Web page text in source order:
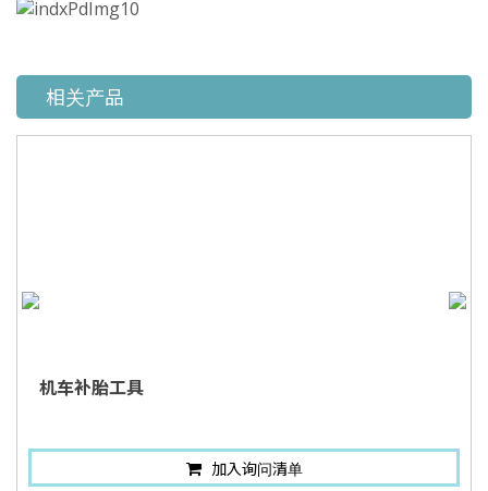
相关产品
机车补胎工具
加入询问清单